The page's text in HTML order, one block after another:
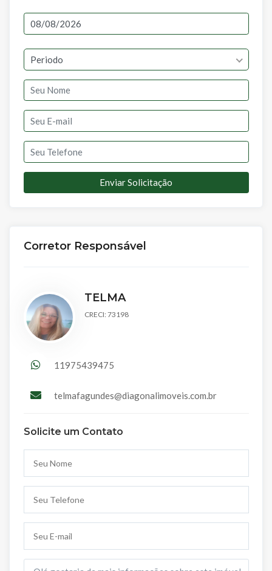
Periodo
Enviar Solicitação
Corretor Responsável
TELMA
CRECI: 73198
11975439475
telmafagundes@diagonalimoveis.com.br
Solicite um Contato